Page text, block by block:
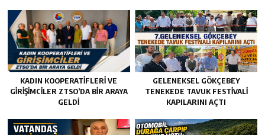
KADIN KOOPERATİFLERİ VE
GİRİŞİMCİLER ZTSO’DA BİR ARAYA
GELDİ
GELENEKSEL GÖKÇEBEY
TENEKEDE TAVUK FESTIVALI
KAPILARINI AÇTI